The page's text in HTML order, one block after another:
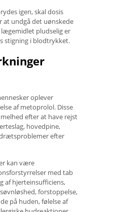
igen, skal dosis
at undgå det uønskede
pludselig er
stigning i blodtrykket.
oplever
af metoprolol. Disse
efter at have rejst
hovedpine,
efter
kan være
med tab
af hjerteinsufficiens,
forstoppelse,
på huden, følelse af